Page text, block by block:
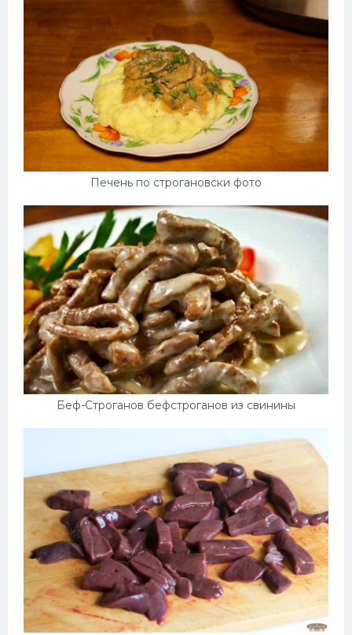
Печень по строгановски фото
Беф-Строганов бефстроганов из свинины